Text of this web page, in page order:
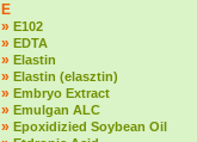
E
» E102
» EDTA
» Elastin
» Elastin (elasztin)
» Embryo Extract
» Emulgan ALC
» Epoxidizied Soybean Oil